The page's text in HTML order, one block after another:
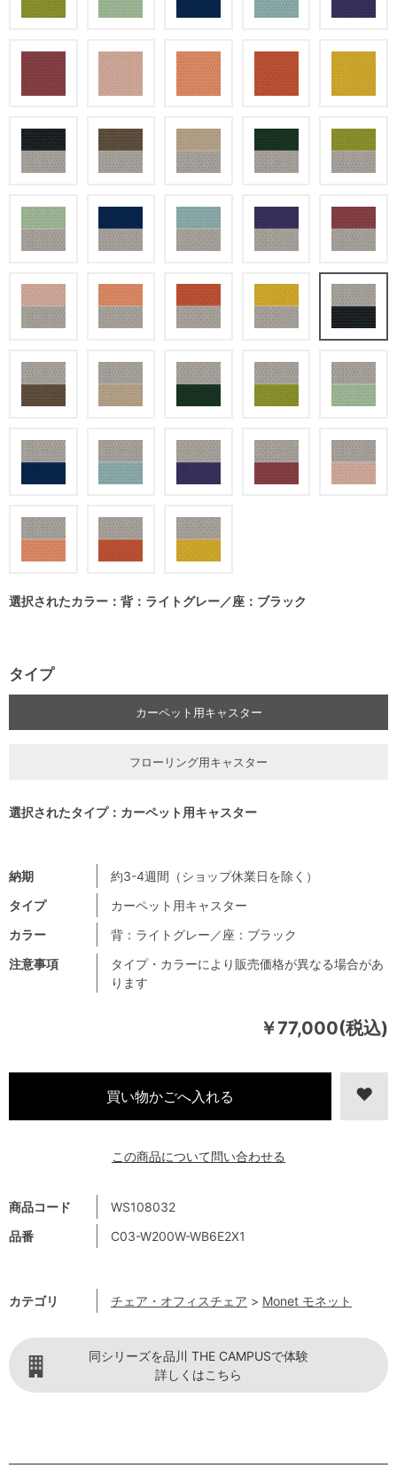
￥77,000(税込)
商品コード
WS108032
品番
C03-W200W-WB6E2X1
カテゴリ チェア・オフィスチェア > Monet モネット
注意事項
タイプ・カラーにより販売価格が異なる場合があ
ります
納期
約3-4週間（ショップ休業日を除く）
タイプ
カーペット用キャスター
カラー
背：ライトグレー／座：ブラック
選択されたカラー：背：ライトグレー／座：ブラック
タイプ
カーペット用キャスター
フローリング用キャスター
選択されたタイプ：カーペット用キャスター
この商品について問い合わせる
同シリーズを品川 THE CAMPUSで体験
詳しくはこちら